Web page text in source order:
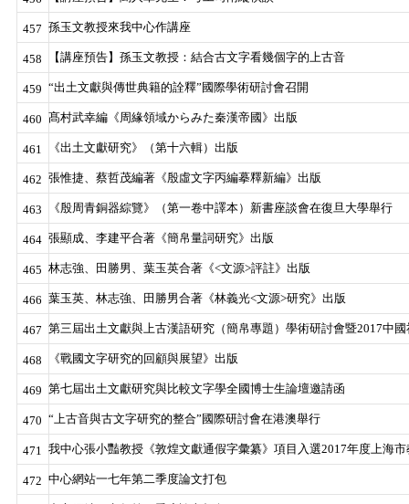
457 孫玉文教授來我中心作講座
458 【講座預告】孫玉文教授：結合古文字看幾個字的上古音
459 “出土文獻與傳世典籍的詮釋”國際學術研討會召開
460 髙村武幸編《周緣領域からみた秦漢帝國》出版
461 《出土文獻研究》（第十六輯）出版
462 張惟捷、蔡哲茂編著《殷虛文字丙編摹釋新編》出版
463 《殷周青銅器綜覽》（第一卷中譯本）新書座談會在復旦大學舉行
464 張顯成、李建平合著《簡帛量詞研究》出版
465 林志強、田勝男、葉玉英合著《<文源>評註》出版
466 葉玉英、林志強、田勝男合著《林義光<文源>研究》出版
467 第三屆出土文獻與上古漢語研究（簡帛專題）學術研討會暨2017中
468 《戰國文字研究的回顧與展望》出版
469 第七屆出土文獻研究與比較文字學全國博士生論壇邀請函
470 “上古音與古文字研究的整合”國際研討會在港澳舉行
471 我中心張小豔教授《敦煌文獻通假字彙纂》項目入選2017年度上海
472 中心網站一七年第二季度論文打包